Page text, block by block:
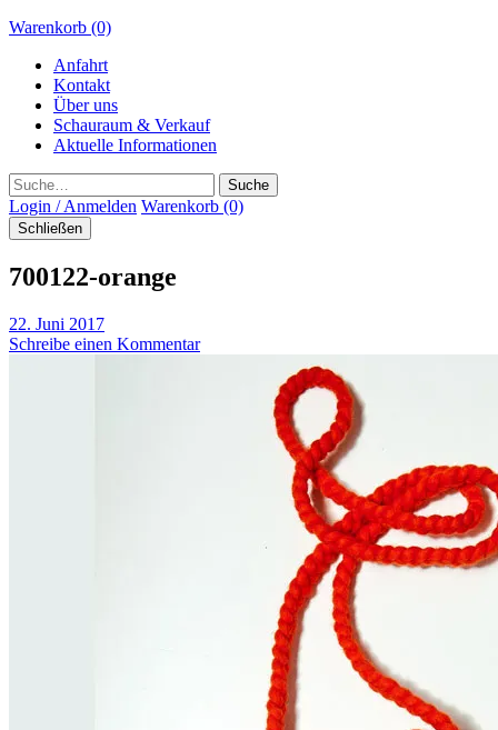
Warenkorb (0)
Anfahrt
Kontakt
Über uns
Schauraum & Verkauf
Aktuelle Informationen
Suche
Login / Anmelden Warenkorb (0)
Schließen
700122-orange
22. Juni 2017
Schreibe einen Kommentar